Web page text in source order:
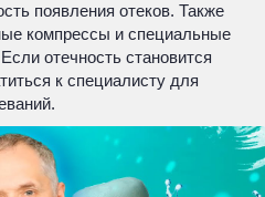
появления отеков. Также
компрессы и специальные
отечность становится
к специалисту для